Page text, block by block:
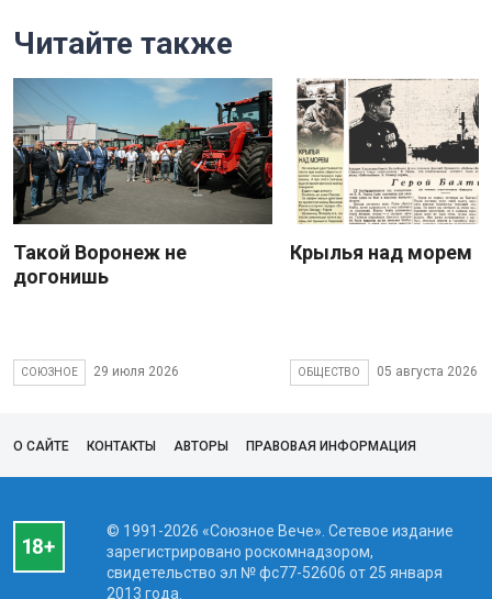
Читайте также
Такой Воронеж не
догонишь
СОЮЗНОЕ 29 июля 2026
Крылья над морем
ОБЩЕСТВО 05 августа 2026
О САЙТЕ КОНТАКТЫ АВТОРЫ ПРАВОВАЯ ИНФОРМАЦИЯ
© 1991-2026 «Союзное Вече». Сетевое издание
зарегистрировано роскомнадзором,
свидетельство эл № фc77-52606 от 25 января
2013 года.